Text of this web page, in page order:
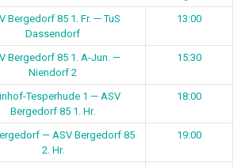
Bergedorf 85 1. Fr. — TuS
Dassendorf
13:00
Bergedorf 85 1. A-Jun. —
Niendorf 2
15:30
Tesperhude 1 — ASV
Bergedorf 85 1. Hr.
18:00
— ASV Bergedorf 85
2. Hr.
19:00